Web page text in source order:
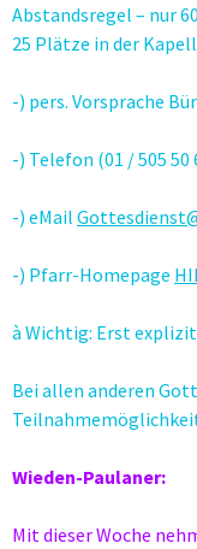
Abstandsregel – nur
25 Plätze in der
-) pers. Vorsprache
-) Telefon (01 / 505 50
-) eMail
-) Pfarr-Homepage
à Wichtig: Erst
Bei allen anderen
Wieden-Paulaner:
Mit dieser Woche